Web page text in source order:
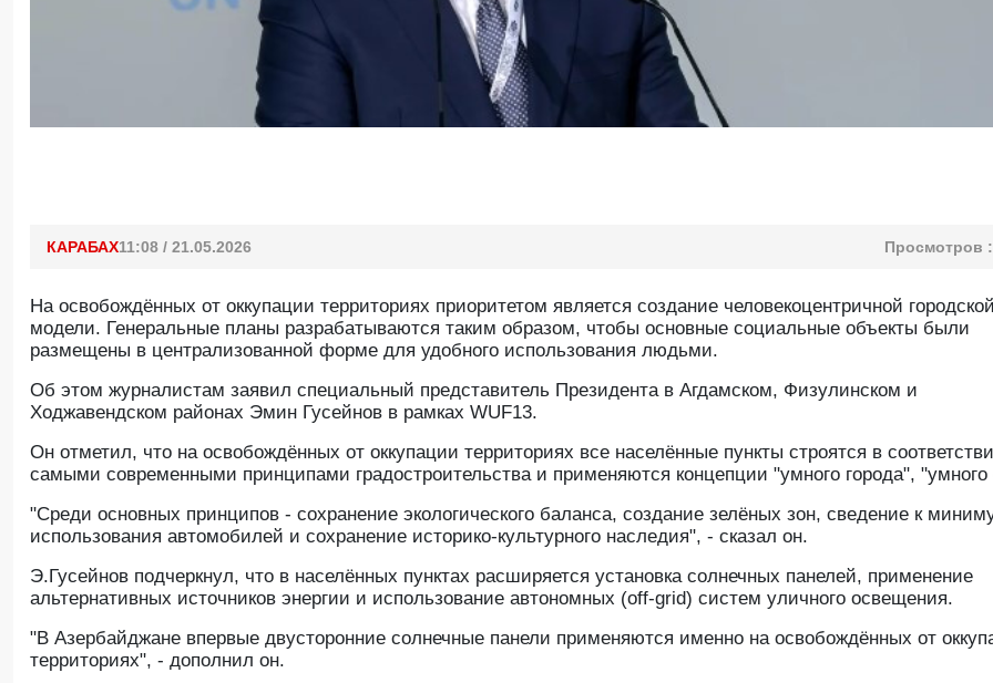
КАРАБАХ11:08 / 21.05.2026 Просмотров :
На освобождённых от оккупации территориях приоритетом является создание человекоцентричной городской
модели. Генеральные планы разрабатываются таким образом, чтобы основные социальные объекты были
размещены в централизованной форме для удобного использования людьми.
Oб этом журналистам заявил специальный представитель Президента в Агдамском, Физулинском и
Ходжавендском районах Эмин Гусейнов в рамках WUF13.
Он отметил, что на освобождённых от оккупации территориях все населённые пункты строятся в
самыми современными принципами градостроительства и применяются концепции "умного города", "умного
"Среди основных принципов - сохранение экологического баланса, создание зелёных зон, сведение к
использования автомобилей и сохранение историко-культурного наследия", - сказал он.
Э.Гусейнов подчеркнул, что в населённых пунктах расширяется установка солнечных панелей, применение
альтернативных источников энергии и использование автономных (off-grid) систем уличного освещения.
"В Азербайджане впервые двусторонние солнечные панели применяются именно на освобождённых от
территориях", - дополнил он.